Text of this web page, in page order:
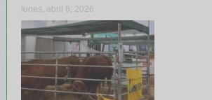
lunes, abril 6, 2026